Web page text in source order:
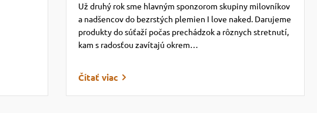
Už druhý rok sme hlavným sponzorom skupiny milovníkov
a nadšencov do bezrstých plemien I love naked. Darujeme
produkty do súťaží počas prechádzok a rôznych stretnutí,
kam s radosťou zavítajú okrem…
Čítať viac